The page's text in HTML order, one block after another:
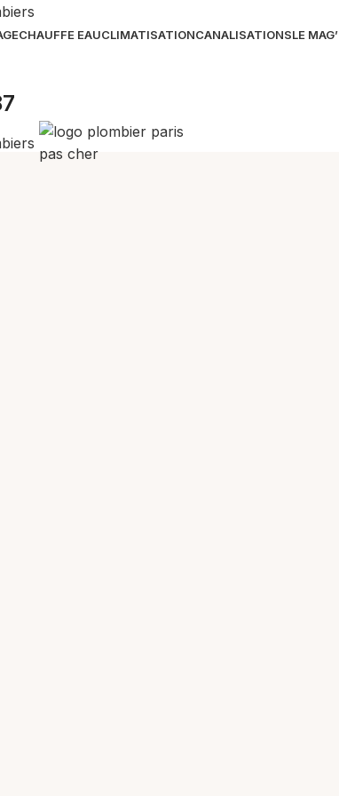
CHAUFFE EAUCLIMATISATIONCANALISATIONSLE MAG’